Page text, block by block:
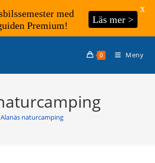
0 Meny
Alanäs naturcamping
med
Premium!
Läs mer >
X